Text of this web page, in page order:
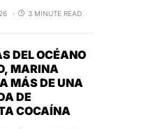
3 MINUTE READ
DEL OCÉANO
MARINA
MÁS DE UNA
DE
COCAÍNA